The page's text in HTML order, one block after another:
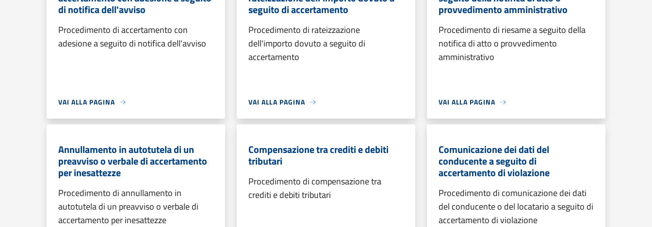
di notifica dell'avviso
Procedimento di accertamento con
adesione a seguito di notifica dell'avviso
VAI ALLA PAGINA
seguito di accertamento
Procedimento di rateizzazione
dell'importo dovuto a seguito di
accertamento
VAI ALLA PAGINA
provvedimento amministrativo
Procedimento di riesame a seguito della
notifica di atto o provvedimento
amministrativo
VAI ALLA PAGINA
Annullamento in autotutela di un
preavviso o verbale di accertamento
per inesattezze
Procedimento di annullamento in
autotutela di un preavviso o verbale di
accertamento per inesattezze
Compensazione tra crediti e debiti
tributari
Procedimento di compensazione tra
crediti e debiti tributari
Comunicazione dei dati del
conducente a seguito di
accertamento di violazione
Procedimento di comunicazione dei dati
del conducente o del locatario a seguito di
accertamento di violazione